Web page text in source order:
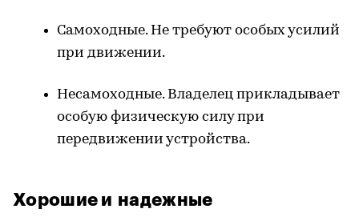
Самоходные. Не требуют особых усилий
при движении.
Несамоходные. Владелец прикладывает
особую физическую силу при
передвижении устройства.
Хорошие и надежные